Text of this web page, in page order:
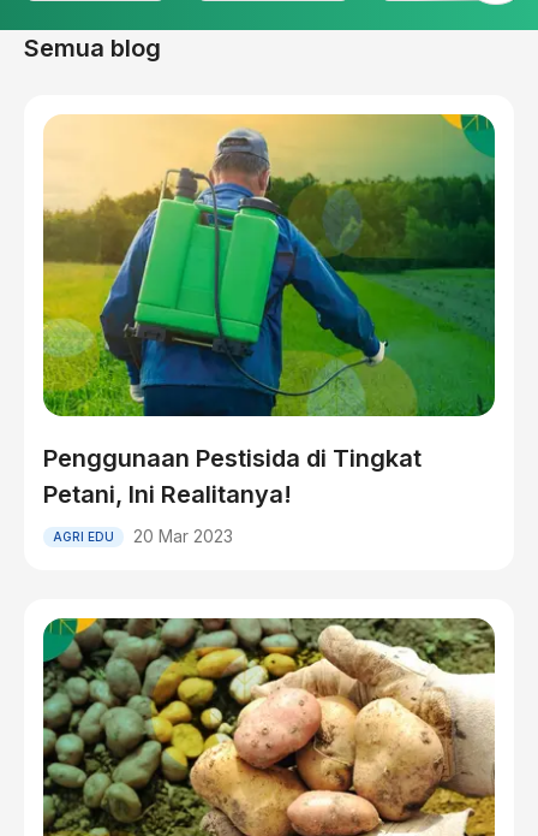
Semua blog
Penggunaan Pestisida di Tingkat
Petani, Ini Realitanya!
AGRI EDU 20 Mar 2023